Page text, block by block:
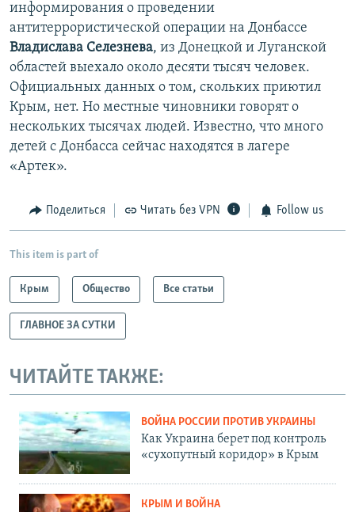
информирования о проведении
антитеррористической операции на Донбассе
Владислава Селезнева, из Донецкой и Луганской
областей выехало около десяти тысяч человек.
Официальных данных о том, скольких приютил
Крым, нет. Но местные чиновники говорят о
нескольких тысячах людей. Известно, что много
детей с Донбасса сейчас находятся в лагере
«Артек».
Поделиться Читать без VPN Follow us
This item is part of
Крым Общество Все статьи
ГЛАВНОЕ ЗА СУТКИ
ЧИТАЙТЕ ТАКЖЕ:
ВОЙНА РОССИИ ПРОТИВ УКРАИНЫ
Как Украина берет под контроль
«сухопутный коридор» в Крым
КРЫМ И ВОЙНА